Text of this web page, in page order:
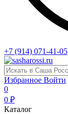
+7 (914) 071-41-05
Избранное Войти
0
0 ₽
Каталог